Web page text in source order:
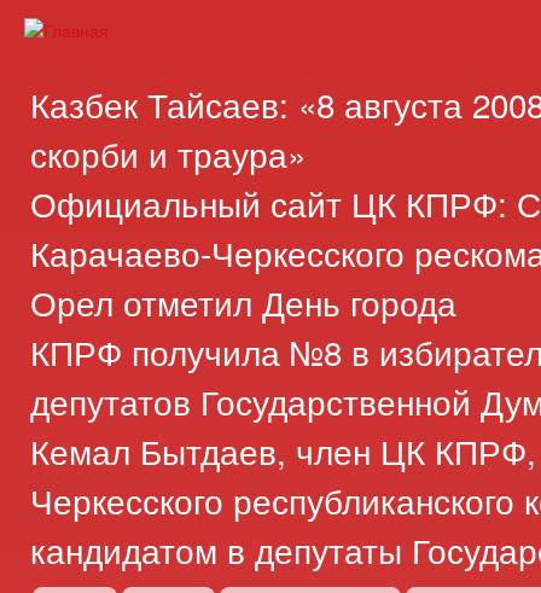
Черкесское
республиканское
отделение
Коммунистической
партии
Российской
Федерации
факты
Казбек Тайсаев: «8 августа
скорби и траура»
Официальный сайт ЦК КПРФ:
Карачаево-Черкесского
Орел отметил День города
КПРФ получила №8 в
депутатов Государственной
Кемал Бытдаев, член ЦК КПРФ,
Черкесского
кандидатом в депутаты